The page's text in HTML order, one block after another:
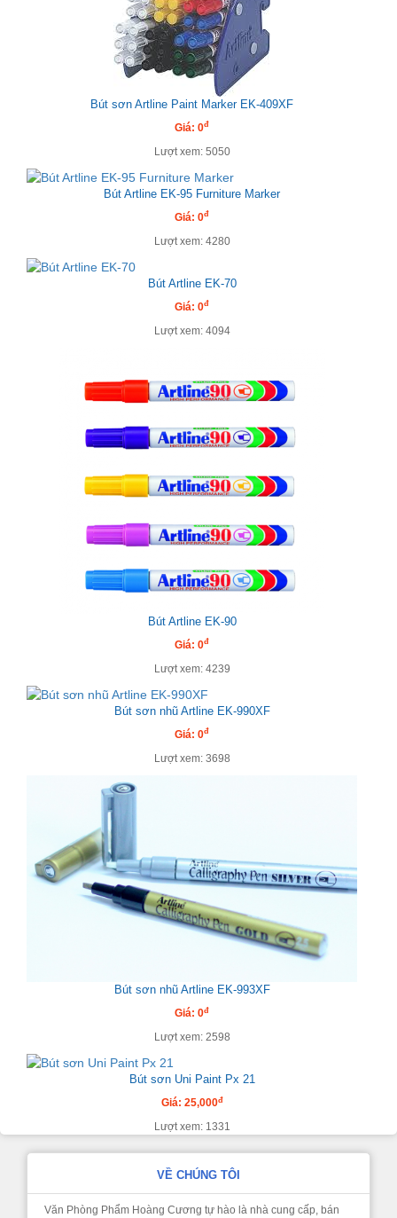
Bút sơn Artline Paint Marker EK-409XF
Giá: 0đ
Lượt xem: 5050
Bút Artline EK-95 Furniture Marker
Giá: 0đ
Lượt xem: 4280
Bút Artline EK-70
Giá: 0đ
Lượt xem: 4094
Bút Artline EK-90
Giá: 0đ
Lượt xem: 4239
Bút sơn nhũ Artline EK-990XF
Giá: 0đ
Lượt xem: 3698
Bút sơn nhũ Artline EK-993XF
Giá: 0đ
Lượt xem: 2598
Bút sơn Uni Paint Px 21
Giá: 25,000đ
Lượt xem: 1331
VỀ CHÚNG TÔI
Văn Phòng Phẩm Hoàng Cương tự hào là nhà cung cấp, bán